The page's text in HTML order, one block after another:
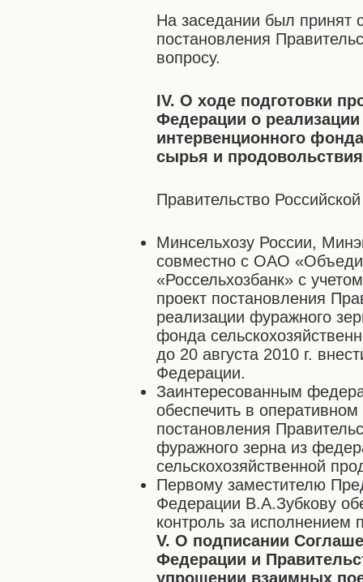
На заседании был принят
постановления
вопросу.
IV. О ходе подготовки
Федерации о
интервенционного
сырья и продовольствия
Правительство
Минсельхозу России,
совместно с ОАО
«Россельхозбанк» с
проект постановления
реализации фуражного
фонда
до 20 августа 2010 г.
Федерации.
Заинтересованным
обеспечить в
постановления
фуражного зерна из
сельскохозяйственной
Первому заместителю
Федерации В.А.Зубкову
контроль за исполнением
V. О подписании
Федерации и
упрощении взаимных